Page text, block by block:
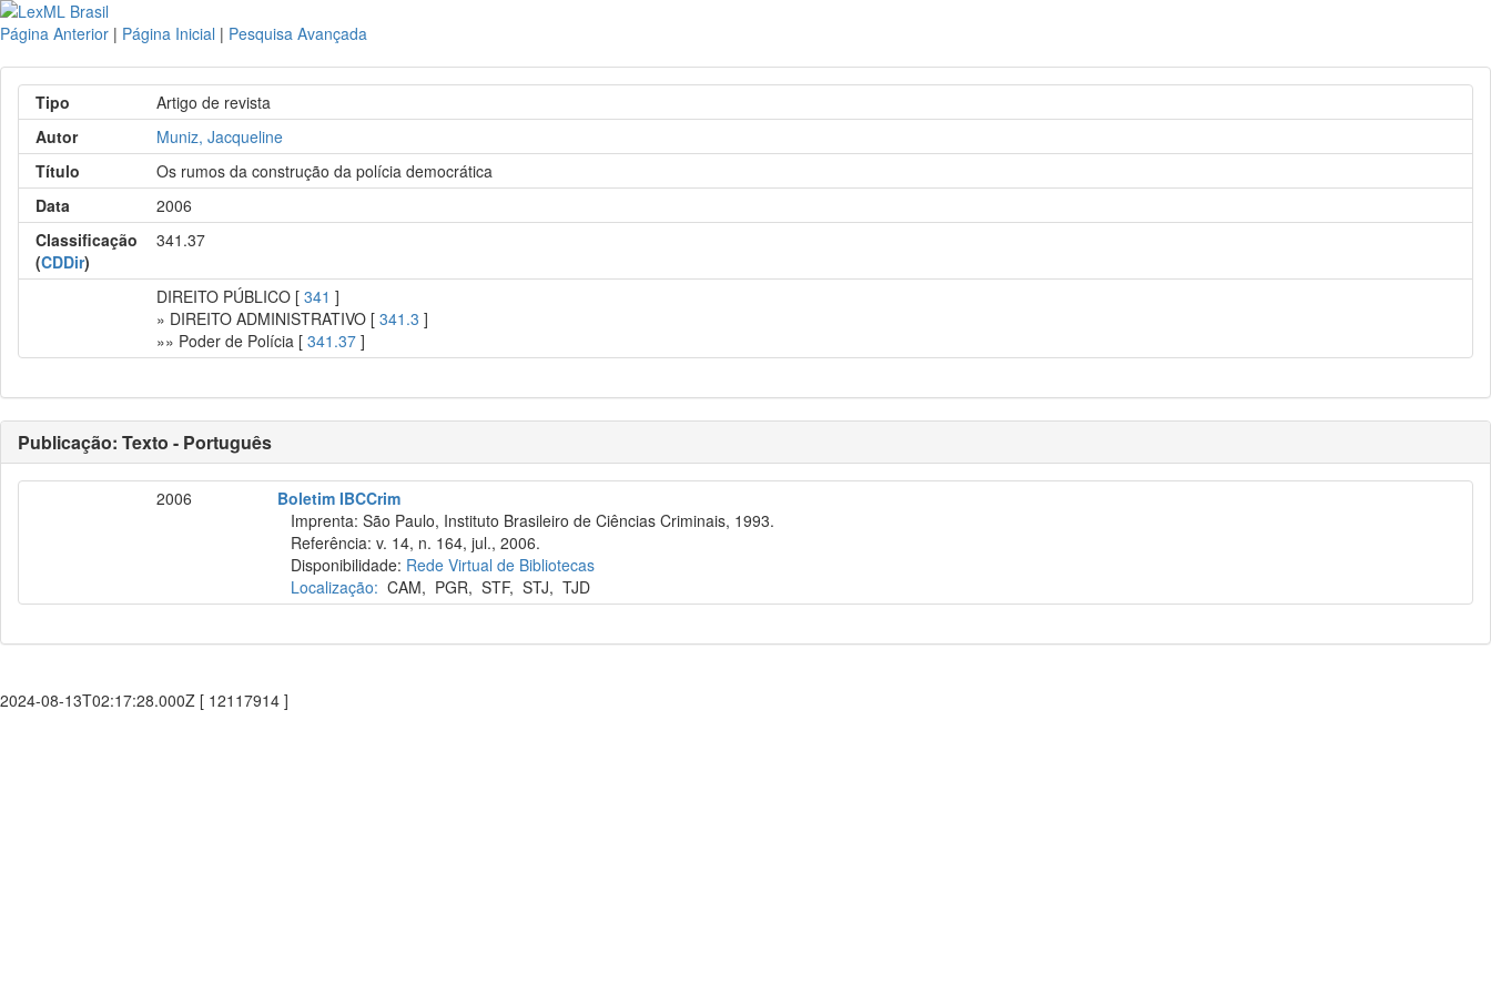
Página Anterior | Página Inicial | Pesquisa Avançada
Tipo
Artigo de revista
Autor
Muniz, Jacqueline
Título
Os rumos da construção da polícia democrática
Data
2006
Classificação
(CDDir)
341.37
DIREITO PÚBLICO [341 ]
» DIREITO ADMINISTRATIVO [341.3 ]
»» Poder de Polícia [341.37 ]
Publicação: Texto - Português
2006
Boletim IBCCrim
Imprenta: São Paulo, Instituto Brasileiro de Ciências Criminais, 1993.
Referência: v. 14, n. 164, jul., 2006.
Disponibilidade: Rede Virtual de Bibliotecas
Localização: CAM, PGR,STF,STJ,TJD
2024-08-13T02:17:28.000Z [ 12117914 ]